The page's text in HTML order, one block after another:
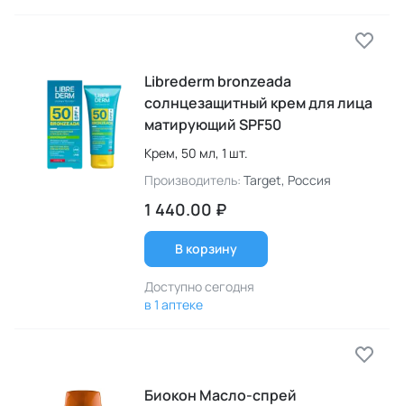
Librederm bronzeada
солнцезащитный крем для лица
матирующий SPF50
Крем, 50 мл, 1 шт.
Производитель: Target, Россия
1 440.00 ₽
В корзину
Доступно сегодня
в 1 аптеке
Биокон Масло-спрей